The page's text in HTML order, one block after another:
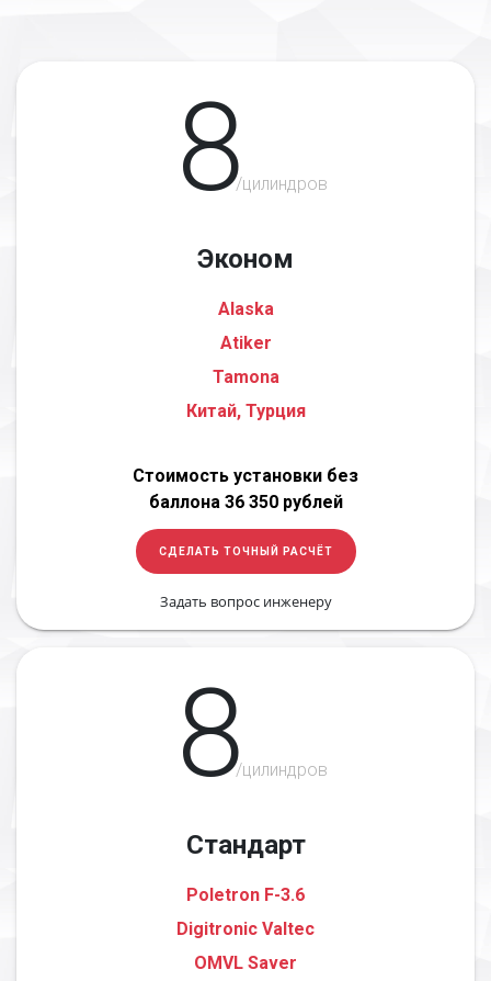
8/цилиндров
Эконом
Alaska
Atiker
Tamona
Китай, Турция
Стоимость установки без
баллона 36 350 рублей
СДЕЛАТЬ ТОЧНЫЙ РАСЧЁТ
Задать вопрос инженеру
8/цилиндров
Стандарт
Poletron F-3.6
Digitronic Valtec
OMVL Saver